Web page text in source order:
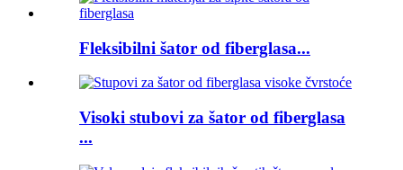
Fleksibilni šator od fiberglasa...
Visoki stubovi za šator od fiberglasa
...